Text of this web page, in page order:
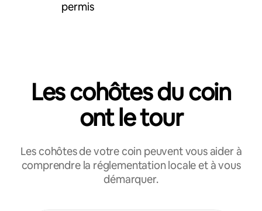
permis
Les cohôtes du coin
ont le tour
Les cohôtes de votre coin peuvent vous aider à
comprendre la réglementation locale et à vous
démarquer.